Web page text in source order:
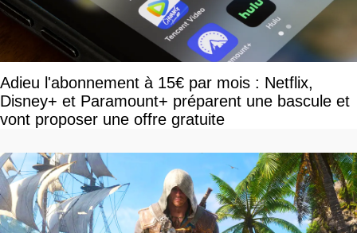
Adieu l'abonnement à 15€ par mois : Netflix,
Disney+ et Paramount+ préparent une bascule et
vont proposer une offre gratuite